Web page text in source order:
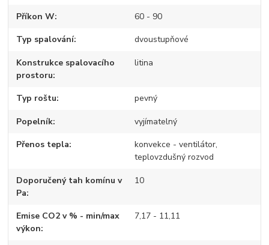
Příkon W 60 - 90
Typ spalování dvoustupňové
Konstrukce spalovacího
prostoru
litina
Typ roštu pevný
Popelník vyjímatelný
Přenos tepla
konvekce - ventilátor,
teplovzdušný rozvod
Doporučený tah komínu v
Pa
10
Emise CO2 v % - min/max
výkon
7,17 - 11,11